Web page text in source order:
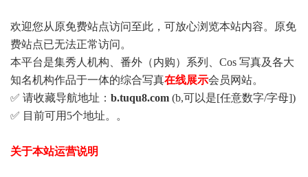
欢迎您从原免费站点访问至此，可放心浏览本站内容。原免
费站点已无法正常访问。
本平台是集秀人机构、番外（内购）系列、Cos 写真及各大
知名机构作品于一体的综合写真在线展示会员网站。
✅ 请收藏导航地址： b.tuqu8.com (b,可以是[任意数字/字母])
✅ 目前可用5个地址。。
关于本站运营说明